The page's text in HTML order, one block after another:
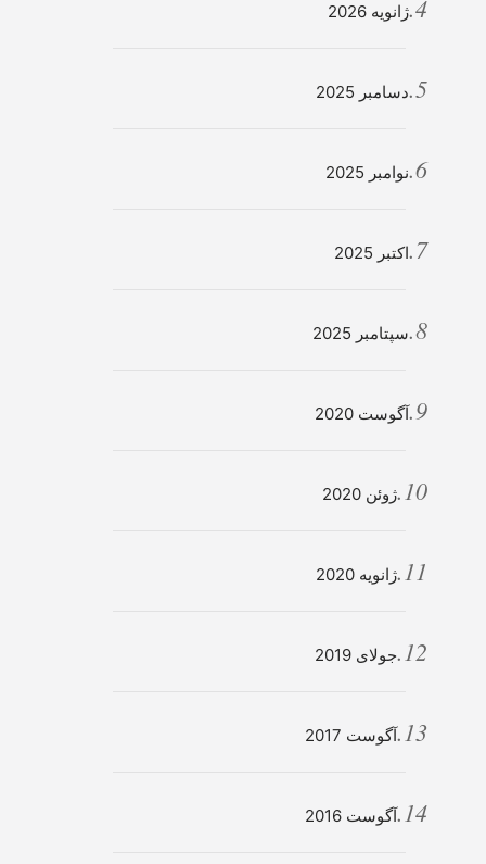
ژانویه 2026
دسامبر 2025
نوامبر 2025
اکتبر 2025
سپتامبر 2025
آگوست 2020
ژوئن 2020
ژانویه 2020
جولای 2019
آگوست 2017
آگوست 2016